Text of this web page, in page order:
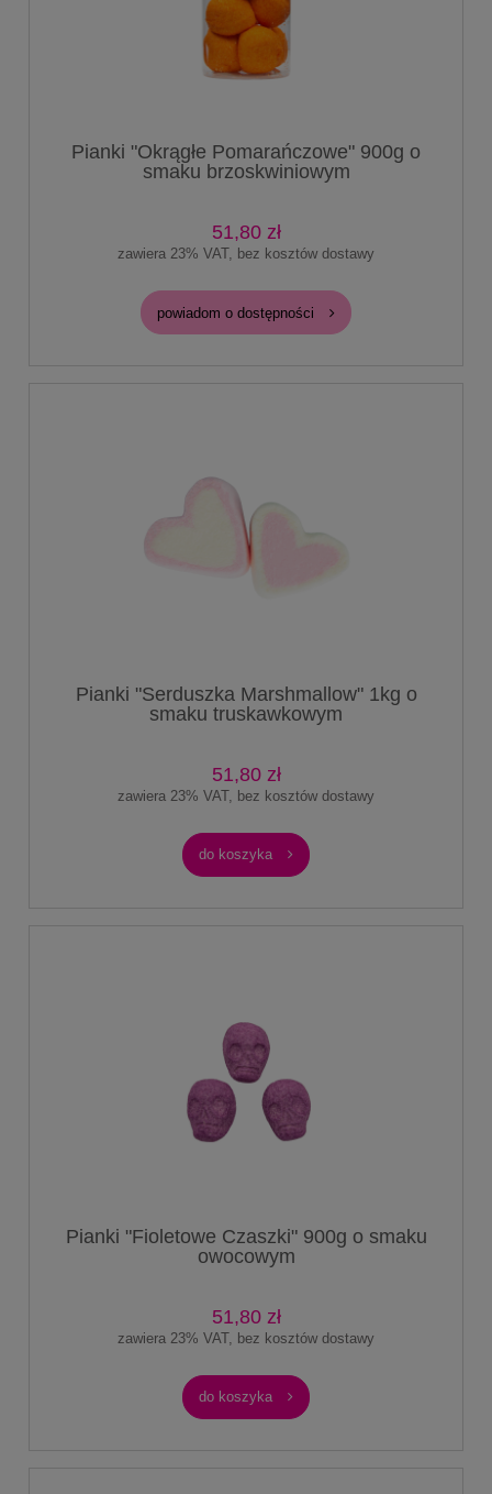
Pianki "Okrągłe Pomarańczowe" 900g o
smaku brzoskwiniowym
51,80 zł
zawiera 23% VAT, bez kosztów dostawy
powiadom o dostępności
Pianki "Serduszka Marshmallow" 1kg o
smaku truskawkowym
51,80 zł
zawiera 23% VAT, bez kosztów dostawy
do koszyka
Pianki "Fioletowe Czaszki" 900g o smaku
owocowym
51,80 zł
zawiera 23% VAT, bez kosztów dostawy
do koszyka